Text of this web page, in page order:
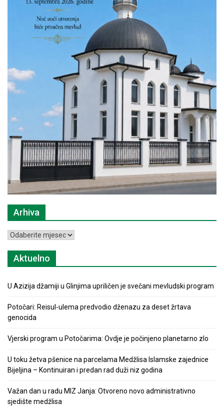
Arhiva
Arhiva
Aktuelno
U Azizija džamiji u Glinjima upriličen je svečani mevludski program
Potočari: Reisul-ulema predvodio dženazu za deset žrtava
genocida
Vjerski program u Potočarima: Ovdje je počinjeno planetarno zlo
U toku žetva pšenice na parcelama Medžlisa Islamske zajednice
Bijeljina – Kontinuiran i predan rad duži niz godina
Važan dan u radu MIZ Janja: Otvoreno novo administrativno
sjedište medžlisa